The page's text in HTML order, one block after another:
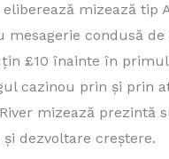
mizează tip
mesagerie condusă
£10 înainte în
cazinou prin și prin
mizează
dezvoltare creștere.